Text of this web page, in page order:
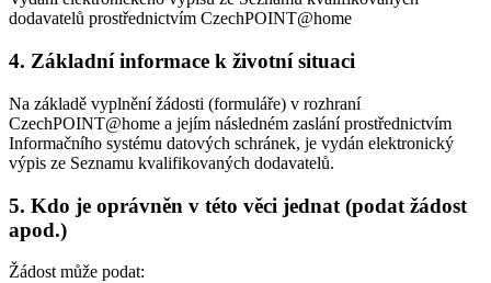
dodavatelů prostřednictvím CzechPOINT@home
4. Základní informace k životní situaci
Na základě vyplnění žádosti (formuláře) v rozhraní
CzechPOINT@home a jejím následném zaslání prostřednictvím
Informačního systému datových schránek, je vydán elektronický
výpis ze Seznamu kvalifikovaných dodavatelů.
5. Kdo je oprávněn v této věci jednat (podat žádost
apod.)
Žádost může podat: